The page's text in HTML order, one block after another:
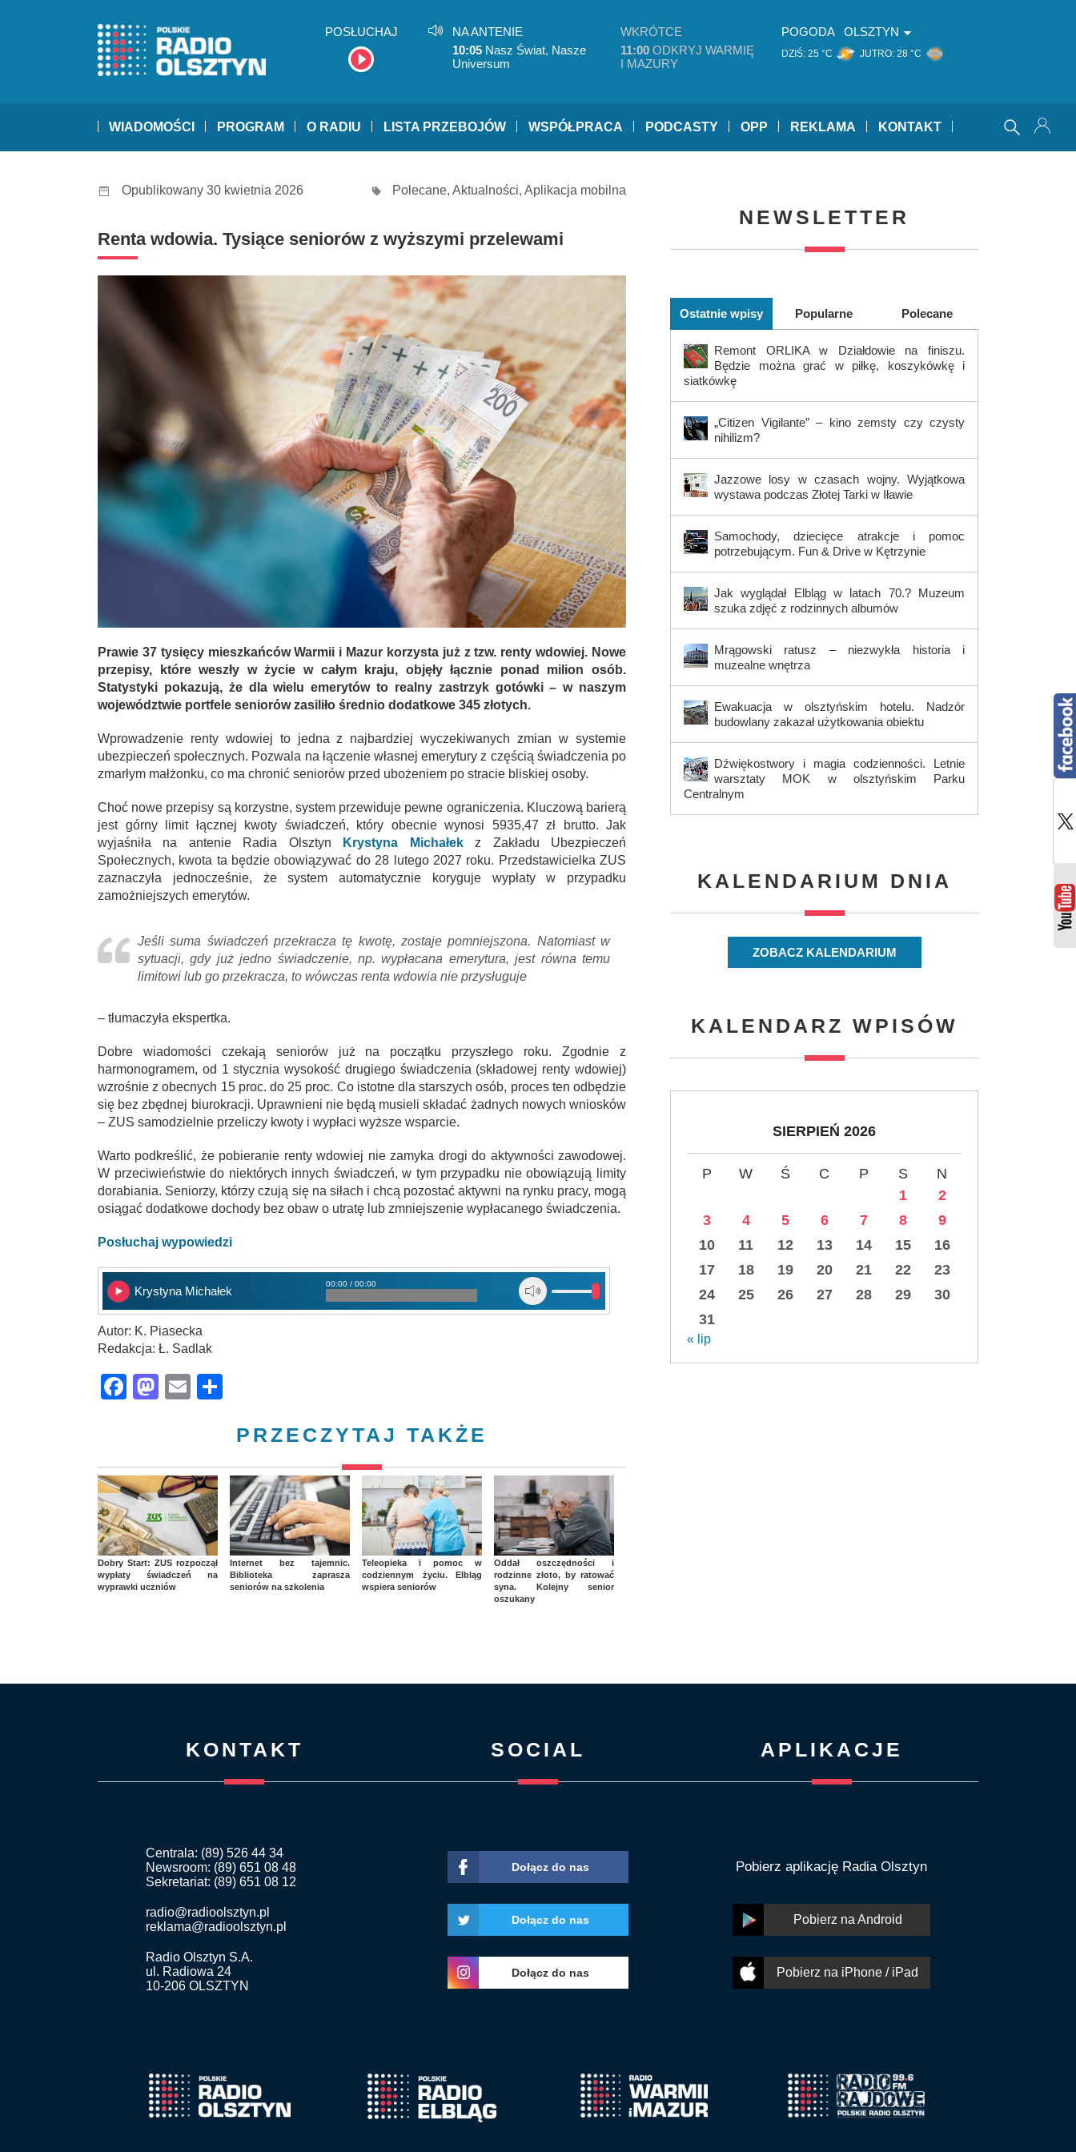
POSŁUCHAJ
NA ANTENIE
10:05 Nasz Świat, Nasze
Universum
WKRÓTCE
11:00 ODKRYJ WARMIĘ
I MAZURY
POGODA OLSZTYN
DZIŚ: 25 °C JUTRO: 28 °C
WIADOMOŚCI PROGRAM O RADIU LISTA PRZEBOJÓW WSPÓŁPRACA PODCASTY OPP REKLAMA KONTAKT
Opublikowany 30 kwietnia 2026 Polecane, Aktualności, Aplikacja mobilna
Renta wdowia. Tysiące seniorów z wyższymi przelewami
Prawie 37 tysięcy mieszkańców Warmii i Mazur korzysta już z tzw. renty wdowiej. Nowe
przepisy, które weszły w życie w całym kraju, objęły łącznie ponad milion osób.
Statystyki pokazują, że dla wielu emerytów to realny zastrzyk gotówki – w naszym
województwie portfele seniorów zasiliło średnio dodatkowe 345 złotych.
Wprowadzenie renty wdowiej to jedna z najbardziej wyczekiwanych zmian w systemie
ubezpieczeń społecznych. Pozwala na łączenie własnej emerytury z częścią świadczenia po
zmarłym małżonku, co ma chronić seniorów przed ubożeniem po stracie bliskiej osoby.
Choć nowe przepisy są korzystne, system przewiduje pewne ograniczenia. Kluczową barierą
jest górny limit łącznej kwoty świadczeń, który obecnie wynosi 5935,47 zł brutto. Jak
wyjaśniła na antenie Radia Olsztyn
Krystyna Michałekz Zakładu Ubezpieczeń
Społecznych, kwota ta będzie obowiązywać do 28 lutego 2027 roku. Przedstawicielka ZUS
zaznaczyła jednocześnie, że system automatycznie koryguje wypłaty w przypadku
zamożniejszych emerytów.
Jeśli suma świadczeń przekracza tę kwotę, zostaje pomniejszona. Natomiast w
sytuacji, gdy już jedno świadczenie, np. wypłacana emerytura, jest równa temu
limitowi lub go przekracza, to wówczas renta wdowia nie przysługuje
– tłumaczyła ekspertka.
Dobre wiadomości czekają seniorów już na początku przyszłego roku. Zgodnie z
harmonogramem, od 1 stycznia wysokość drugiego świadczenia (składowej renty wdowiej)
wzrośnie z obecnych 15 proc. do 25 proc. Co istotne dla starszych osób, proces ten odbędzie
się bez zbędnej biurokracji. Uprawnieni nie będą musieli składać żadnych nowych wniosków
– ZUS samodzielnie przeliczy kwoty i wypłaci wyższe wsparcie.
Warto podkreślić, że pobieranie renty wdowiej nie zamyka drogi do aktywności zawodowej.
W przeciwieństwie do niektórych innych świadczeń, w tym przypadku nie obowiązują limity
dorabiania. Seniorzy, którzy czują się na siłach i chcą pozostać aktywni na rynku pracy, mogą
osiągać dodatkowe dochody bez obaw o utratę lub zmniejszenie wypłacanego świadczenia.
Posłuchaj wypowiedzi
Krystyna Michałek
00:00 / 00:00
Autor: K. Piasecka
Redakcja: Ł. Sadlak
Facebook
Mastodon
Email
PRZECZYTAJ TAKŻE
Dobry Start: ZUS rozpoczął
wypłaty świadczeń na
wyprawki uczniów
Internet bez tajemnic.
Biblioteka zaprasza
seniorów na szkolenia
Teleopieka i pomoc w
codziennym życiu. Elbląg
wspiera seniorów
Oddał oszczędności i
rodzinne złoto, by ratować
syna. Kolejny senior
oszukany
NEWSLETTER
Ostatnie wpisy Popularne Polecane
Remont ORLIKA w Działdowie na finiszu.
Będzie można grać w piłkę, koszykówkę i
siatkówkę
„Citizen Vigilante” – kino zemsty czy czysty
nihilizm?
Jazzowe losy w czasach wojny. Wyjątkowa
wystawa podczas Złotej Tarki w Iławie
Samochody, dziecięce atrakcje i pomoc
potrzebującym. Fun & Drive w Kętrzynie
Jak wyglądał Elbląg w latach 70.? Muzeum
szuka zdjęć z rodzinnych albumów
Mrągowski ratusz – niezwykła historia i
muzealne wnętrza
Ewakuacja w olsztyńskim hotelu. Nadzór
budowlany zakazał użytkowania obiektu
Dźwiękostwory i magia codzienności. Letnie
warsztaty MOK w olsztyńskim Parku
Centralnym
KALENDARIUM DNIA
ZOBACZ KALENDARIUM
KALENDARZ WPISÓW
SIERPIEŃ 2026
P W Ś C P S
N
1
2
3
4 5 6 7 8
9
10
11 12 13 14 15
16
17
18 19 20 21 22
23
24
25 26 27 28 29
30
31
« lip
KONTAKT
Centrala: (89) 526 44 34
Newsroom: (89) 651 08 48
Sekretariat: (89) 651 08 12
radio@radioolsztyn.pl
reklama@radioolsztyn.pl
Radio Olsztyn S.A.
ul. Radiowa 24
10-206 OLSZTYN
SOCIAL
Dołącz do nas
Dołącz do nas
Dołącz do nas
APLIKACJE
Pobierz aplikację Radia Olsztyn
Pobierz na Android
Pobierz na iPhone / iPad